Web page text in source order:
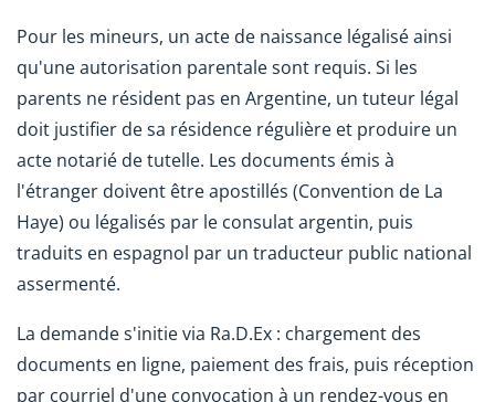
Pour les mineurs, un acte de naissance légalisé ainsi
qu'une autorisation parentale sont requis. Si les
parents ne résident pas en Argentine, un tuteur légal
doit justifier de sa résidence régulière et produire un
acte notarié de tutelle. Les documents émis à
l'étranger doivent être apostillés (Convention de La
Haye) ou légalisés par le consulat argentin, puis
traduits en espagnol par un traducteur public national
assermenté.
La demande s'initie via Ra.D.Ex : chargement des
documents en ligne, paiement des frais, puis réception
par courriel d'une convocation à un rendez-vous en